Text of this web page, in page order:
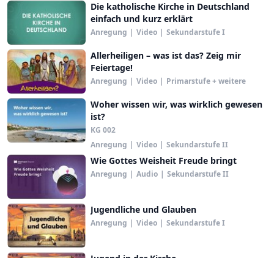
Die katholische Kirche in Deutschland
einfach und kurz erklärt
Anregung | Video | Sekundarstufe I
Allerheiligen – was ist das? Zeig mir
Feiertage!
Anregung | Video | Primarstufe + weitere
Woher wissen wir, was wirklich gewesen
ist?
KG 002
Anregung | Video | Sekundarstufe II
Wie Gottes Weisheit Freude bringt
Anregung | Audio | Sekundarstufe II
Jugendliche und Glauben
Anregung | Video | Sekundarstufe I